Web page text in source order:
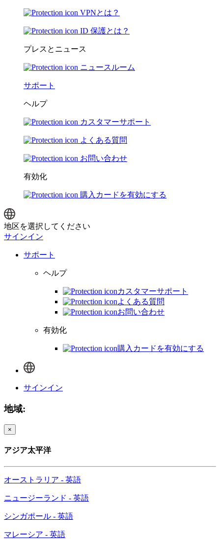
VPNとは？
ID 保護とは？
プレスとニュース
ニュースルーム
サポート
ヘルプ
カスタマーサポート
よくある質問
お問い合わせ
有効化
購入カードを有効にする
地区を選択してください
サインイン
サポート
ヘルプ
カスタマーサポート
よくある質問
お問い合わせ
有効化
購入カードを有効にする
サインイン
地域:
×
アジア太平洋
オーストラリア - 英語
ニュージーランド - 英語
シンガポール - 英語
マレーシア - 英語